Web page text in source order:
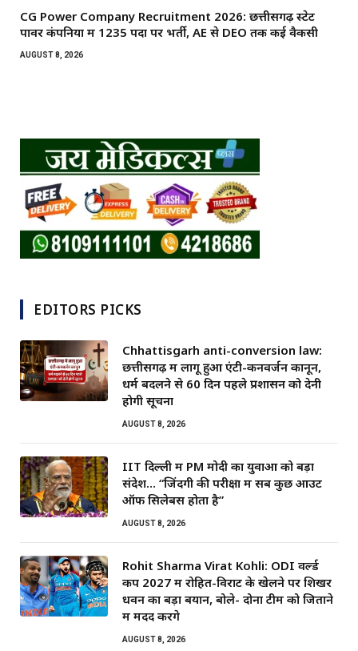
CG Power Company Recruitment 2026: छत्तीसगढ़ स्टेट
पावर कंपनियों में 1235 पदों पर भर्ती, AE से DEO तक कई वैकेंसी
AUGUST 8, 2026
EDITORS PICKS
Chhattisgarh anti-conversion law:
छत्तीसगढ़ में लागू हुआ एंटी-कनवर्जन कानून,
धर्म बदलने से 60 दिन पहले प्रशासन को देनी
होगी सूचना
AUGUST 8, 2026
IIT दिल्ली में PM मोदी का युवाओं को बड़ा
संदेश… “जिंदगी की परीक्षा में सब कुछ आउट
ऑफ सिलेबस होता है”
AUGUST 8, 2026
Rohit Sharma Virat Kohli: ODI वर्ल्ड
कप 2027 में रोहित-विराट के खेलने पर शिखर
धवन का बड़ा बयान, बोले- दोनों टीम को जिताने
में मदद करेंगे
AUGUST 8, 2026